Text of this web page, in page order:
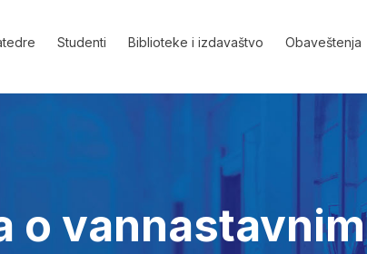
Studenti Biblioteke i izdavaštvo Obaveštenja
o vannastavnim